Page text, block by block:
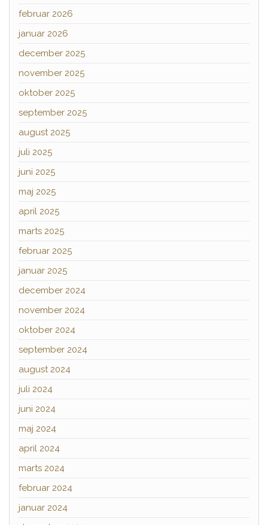
februar 2026
januar 2026
december 2025
november 2025
oktober 2025
september 2025
august 2025
juli 2025
juni 2025
maj 2025
april 2025
marts 2025
februar 2025
januar 2025
december 2024
november 2024
oktober 2024
september 2024
august 2024
juli 2024
juni 2024
maj 2024
april 2024
marts 2024
februar 2024
januar 2024